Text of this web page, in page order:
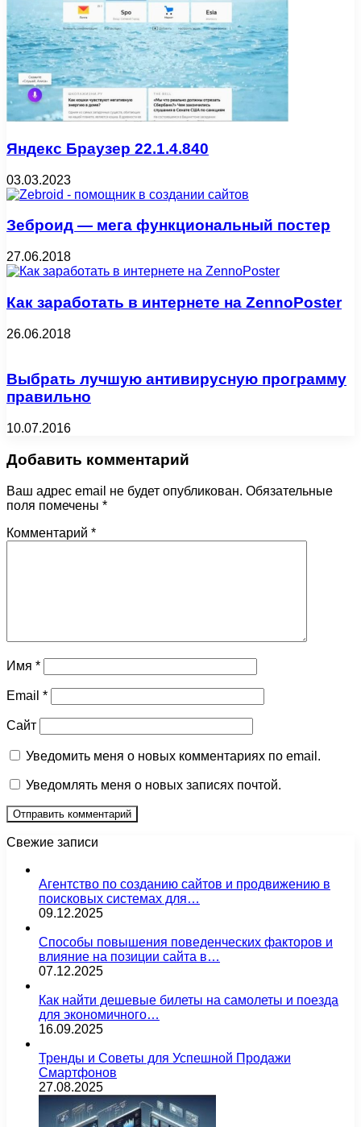
Яндекс Браузер 22.1.4.840
03.03.2023
Зеброид — мега функциональный постер
27.06.2018
Как заработать в интернете на ZennoPoster
26.06.2018
Выбрать лучшую антивирусную программу
правильно
10.07.2016
Добавить комментарий
Ваш адрес email не будет опубликован. Обязательные
поля помечены *
Комментарий *
Имя *
Email *
Сайт
Уведомить меня о новых комментариях по email.
Уведомлять меня о новых записях почтой.
Свежие записи
Агентство по созданию сайтов и продвижению в
поисковых системах для…
09.12.2025
Способы повышения поведенческих факторов и
влияние на позиции сайта в…
07.12.2025
Как найти дешевые билеты на самолеты и поезда
для экономичного…
16.09.2025
Тренды и Советы для Успешной Продажи
Смартфонов
27.08.2025